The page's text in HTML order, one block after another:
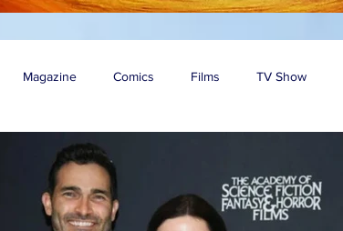
Magazine Comics Films TV Show
Brèves